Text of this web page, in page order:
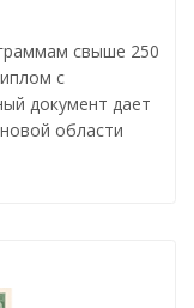
свыше 250
с
документ дает
области